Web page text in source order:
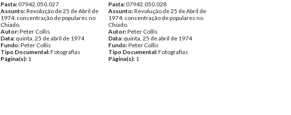
Pasta:07942.050.027
Assunto:Revolução de 25 de Abril de
1974: concentração de populares no
Chiado.
Autor:Peter Collis
Data: quinta, 25 de abril de 1974
Fundo:Peter Collis
Tipo Documental:Fotografias
Página(s): 1
Pasta:07942.050.028
Assunto:Revolução de 25 de Abril de
1974: concentração de populares no
Chiado.
Autor:Peter Collis
Data: quinta, 25 de abril de 1974
Fundo:Peter Collis
Tipo Documental:Fotografias
Página(s): 1